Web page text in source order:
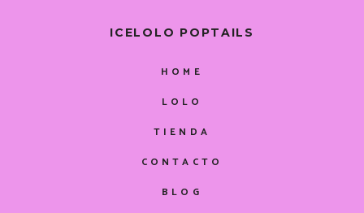
ICELOLO POPTAILS
HOME
LOLO
TIENDA
CONTACTO
BLOG